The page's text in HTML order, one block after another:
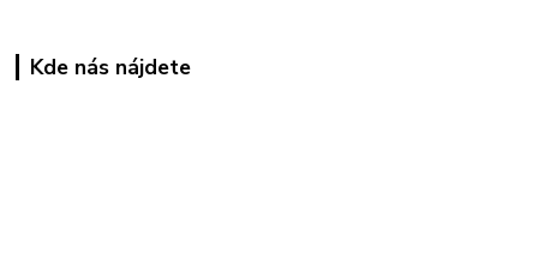
Kde nás nájdete